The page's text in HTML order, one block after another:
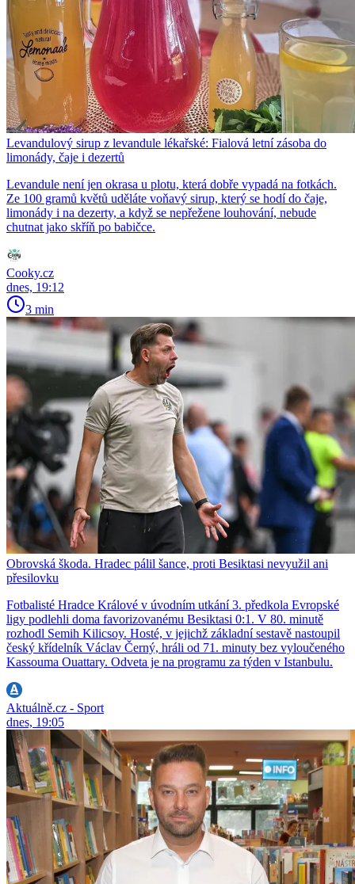
Levandulový sirup z levandule lékařské: Fialová letní zásoba do
limonády, čaje i dezertů
Levandule není jen okrasa u plotu, která dobře vypadá na fotkách.
Ze 100 gramů květů uděláte voňavý sirup, který se hodí do čaje,
limonády i na dezerty, a když se nepřežene louhování, nebude
chutnat jako skříň po babičce.
Cooky.cz
dnes, 19:12
3 min
Obrovská škoda. Hradec pálil šance, proti Besiktasi nevyužil ani
přesilovku
Fotbalisté Hradce Králové v úvodním utkání 3. předkola Evropské
ligy podlehli doma favorizovanému Besiktasi 0:1. V 80. minutě
rozhodl Semih Kilicsoy. Hosté, v jejichž základní sestavě nastoupil
český křídelník Václav Černý, hráli od 71. minuty bez vyloučeného
Kassouma Ouattary. Odveta je na programu za týden v Istanbulu.
Aktuálně.cz - Sport
dnes, 19:05